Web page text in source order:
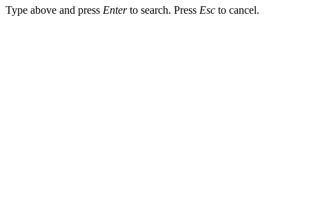
Type above and press Enterto search. Press Esc to cancel.